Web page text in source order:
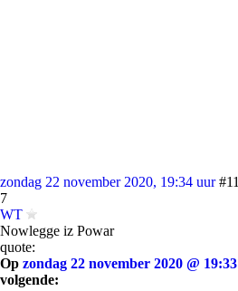
zondag 22 november 2020, 19:34 uur #11
7
WT
Nowlegge iz Powar
quote:
Op zondag 22 november 2020 @ 19:33
volgende: